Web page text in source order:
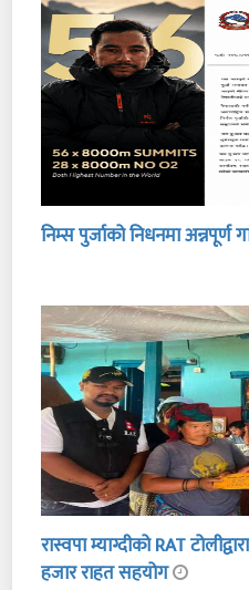
निम्स पुर्जाको निधनमा अन्नपूर्ण
रास्वपा म्याग्दीको RAT
हजार राहत सहयोग